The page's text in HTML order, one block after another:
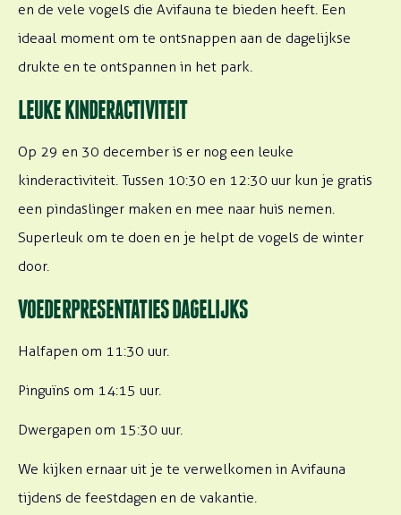
en de vele vogels die Avifauna te bieden heeft. Een
ideaal moment om te ontsnappen aan de dagelijkse
drukte en te ontspannen in het park.
LEUKE KINDERACTIVITEIT
Op 29 en 30 december is er nog een leuke
kinderactiviteit. Tussen 10:30 en 12:30 uur kun je gratis
een pindaslinger maken en mee naar huis nemen.
Superleuk om te doen en je helpt de vogels de winter
door.
VOEDERPRESENTATIES DAGELIJKS
Halfapen om 11:30 uur.
Pinguïns om 14:15 uur.
Dwergapen om 15:30 uur.
We kijken ernaar uit je te verwelkomen in Avifauna
tijdens de feestdagen en de vakantie.